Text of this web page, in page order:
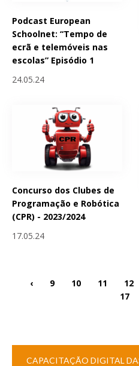
Podcast European
Schoolnet: “Tempo de
ecrã e telemóveis nas
escolas” Episódio 1
24.05.24
Concurso dos Clubes de
Programação e Robótica
(CPR) - 2023/2024
17.05.24
‹ 9 10 11 12
17
CAPACITAÇÃO DIGITAL